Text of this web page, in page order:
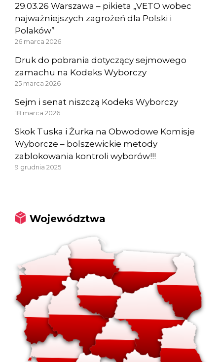
29.03.26 Warszawa – pikieta „VETO wobec
najważniejszych zagrożeń dla Polski i
Polaków”
26 marca 2026
Druk do pobrania dotyczący sejmowego
zamachu na Kodeks Wyborczy
25 marca 2026
Sejm i senat niszczą Kodeks Wyborczy
18 marca 2026
Skok Tuska i Żurka na Obwodowe Komisje
Wyborcze – bolszewickie metody
zablokowania kontroli wyborów!!!
9 grudnia 2025
Województwa